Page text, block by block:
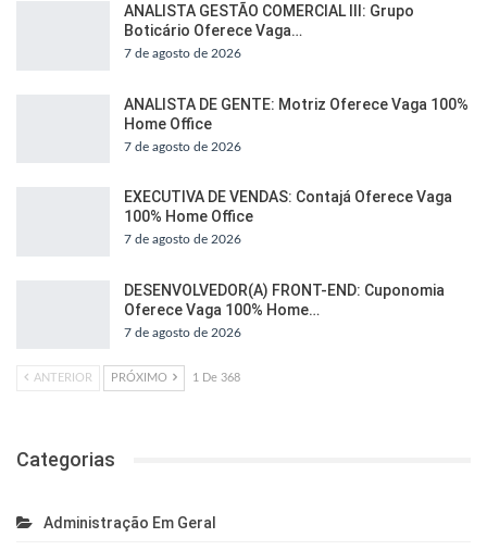
ANALISTA GESTÃO COMERCIAL III: Grupo
Boticário Oferece Vaga…
7 de agosto de 2026
ANALISTA DE GENTE: Motriz Oferece Vaga 100%
Home Office
7 de agosto de 2026
EXECUTIVA DE VENDAS: Contajá Oferece Vaga
100% Home Office
7 de agosto de 2026
DESENVOLVEDOR(A) FRONT-END: Cuponomia
Oferece Vaga 100% Home…
7 de agosto de 2026
ANTERIOR PRÓXIMO 1 De 368
Categorias
Administração Em Geral